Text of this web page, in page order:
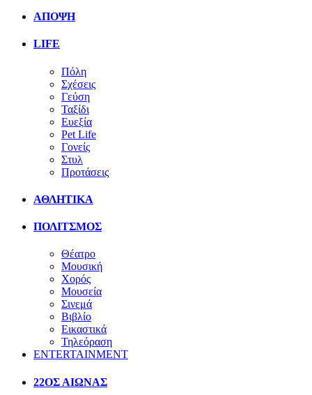
ΑΠΟΨΗ
LIFE
Πόλη
Σχέσεις
Γεύση
Ταξίδι
Ευεξία
Pet Life
Γονείς
Στυλ
Προτάσεις
ΑΘΛΗΤΙΚΑ
ΠΟΛΙΤΣΜΟΣ
Θέατρο
Μουσική
Χορός
Μουσεία
Σινεμά
Βιβλίο
Εικαστικά
Τηλεόραση
ENTERTAINMENT
22ΟΣ ΑΙΩΝΑΣ